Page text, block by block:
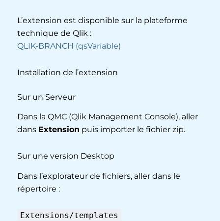
L’extension est disponible sur la plateforme
technique de Qlik :
QLIK-BRANCH (qsVariable)
Installation de l’extension
Sur un Serveur
Dans la QMC (Qlik Management Console), aller
dans Extension puis importer le fichier zip.
Sur une version Desktop
Dans l’explorateur de fichiers, aller dans le
répertoire :
Extensions/templates